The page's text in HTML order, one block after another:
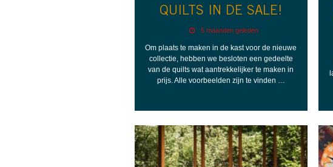
QUILTS IN DE SALE!
5 maanden geleden
Om plaats te maken in de kast voor de nieuwe
collectie, hebben we besloten een gedeelte
van de quilts wat aantrekkelijker te maken in
prijs. Alle voorbeelden zijn te vinden …